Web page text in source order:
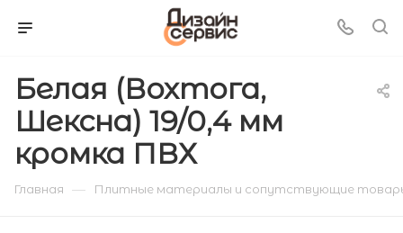
Белая (Вохтога,
Шексна) 19/0,4 мм
кромка ПВХ
Главная — Плитные материалы и сопутствующие